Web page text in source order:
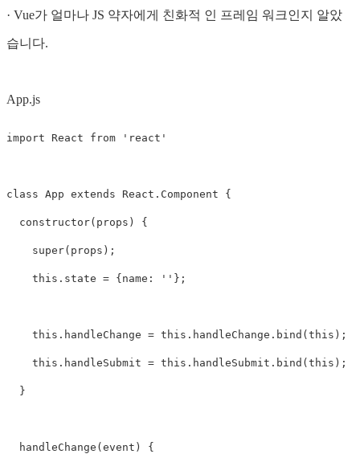
· Vue가 얼마나 JS 약자에게 친화적 인 프레임 워크인지 알았
습니다.
App.js
import React from ' react '
class App extends React . Component {
constructor( props ) {
super( props );
this . state = {name : '' };
this . handleChange = this . handleChange . bind (this );
this . handleSubmit = this . handleSubmit . bind (this );
}
handleChange (event ) {